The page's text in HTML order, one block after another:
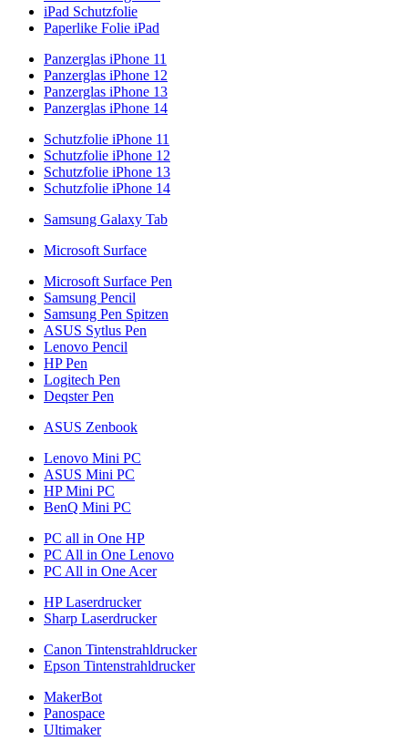
iPad Schutzfolie
Paperlike Folie iPad
Panzerglas iPhone 11
Panzerglas iPhone 12
Panzerglas iPhone 13
Panzerglas iPhone 14
Schutzfolie iPhone 11
Schutzfolie iPhone 12
Schutzfolie iPhone 13
Schutzfolie iPhone 14
Samsung Galaxy Tab
Microsoft Surface
Microsoft Surface Pen
Samsung Pencil
Samsung Pen Spitzen
ASUS Sytlus Pen
Lenovo Pencil
HP Pen
Logitech Pen
Deqster Pen
ASUS Zenbook
Lenovo Mini PC
ASUS Mini PC
HP Mini PC
BenQ Mini PC
PC all in One HP
PC All in One Lenovo
PC All in One Acer
HP Laserdrucker
Sharp Laserdrucker
Canon Tintenstrahldrucker
Epson Tintenstrahldrucker
MakerBot
Panospace
Ultimaker